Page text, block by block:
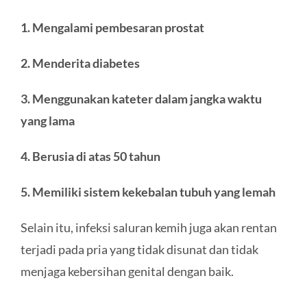
1. Mengalami pembesaran prostat
2. Menderita diabetes
3. Menggunakan kateter dalam jangka waktu
yang lama
4. Berusia di atas 50 tahun
5. Memiliki sistem kekebalan tubuh yang lemah
Selain itu, infeksi saluran kemih juga akan rentan
terjadi pada pria yang tidak disunat dan tidak
menjaga kebersihan genital dengan baik.